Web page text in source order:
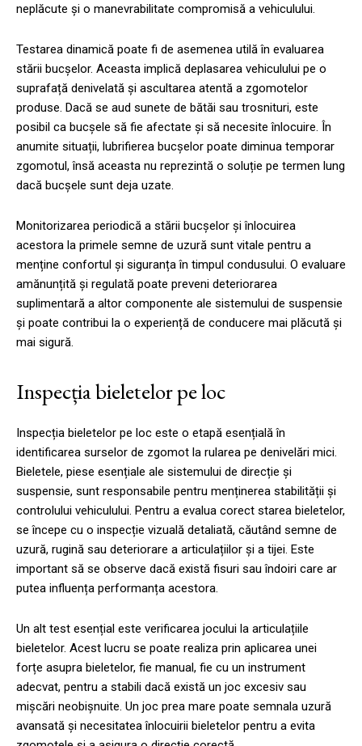
neplăcute și o manevrabilitate compromisă a vehiculului.
Testarea dinamică poate fi de asemenea utilă în evaluarea
stării bucșelor. Aceasta implică deplasarea vehiculului pe o
suprafață denivelată și ascultarea atentă a zgomotelor
produse. Dacă se aud sunete de bătăi sau trosnituri, este
posibil ca bucșele să fie afectate și să necesite înlocuire. În
anumite situații, lubrifierea bucșelor poate diminua temporar
zgomotul, însă aceasta nu reprezintă o soluție pe termen lung
dacă bucșele sunt deja uzate.
Monitorizarea periodică a stării bucșelor și înlocuirea
acestora la primele semne de uzură sunt vitale pentru a
menține confortul și siguranța în timpul condusului. O evaluare
amănunțită și regulată poate preveni deteriorarea
suplimentară a altor componente ale sistemului de suspensie
și poate contribui la o experiență de conducere mai plăcută și
mai sigură.
Inspecția bieletelor pe loc
Inspecția bieletelor pe loc este o etapă esențială în
identificarea surselor de zgomot la rularea pe denivelări mici.
Bieletele, piese esențiale ale sistemului de direcție și
suspensie, sunt responsabile pentru menținerea stabilității și
controlului vehiculului. Pentru a evalua corect starea bieletelor,
se începe cu o inspecție vizuală detaliată, căutând semne de
uzură, rugină sau deteriorare a articulațiilor și a tijei. Este
important să se observe dacă există fisuri sau îndoiri care ar
putea influența performanța acestora.
Un alt test esențial este verificarea jocului la articulațiile
bieletelor. Acest lucru se poate realiza prin aplicarea unei
forțe asupra bieletelor, fie manual, fie cu un instrument
adecvat, pentru a stabili dacă există un joc excesiv sau
mișcări neobișnuite. Un joc prea mare poate semnala uzură
avansată și necesitatea înlocuirii bieletelor pentru a evita